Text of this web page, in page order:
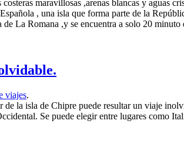
costeras maravillosas ,arenas blancas y aguas
, una isla que forma parte de la
La Romana ,y se encuentra a solo 20
viajes.
de la isla de Chipre puede resultar un viaje
Se puede elegir entre lugares como